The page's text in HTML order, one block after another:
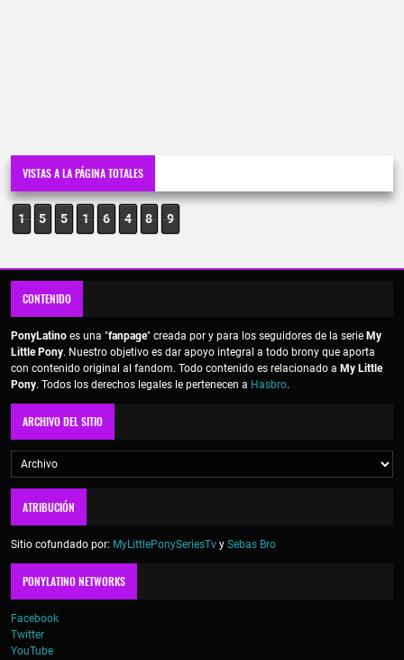
VISTAS A LA PÁGINA TOTALES
1 5 5 1 6 4 8 9
CONTENIDO
PonyLatino es una "fanpage" creada por y para los seguidores de la serie My
Little Pony. Nuestro objetivo es dar apoyo integral a todo brony que aporta
con contenido original al fandom. Todo contenido es relacionado a My Little
Pony. Todos los derechos legales le pertenecen a Hasbro.
ARCHIVO DEL SITIO
ATRIBUCIÓN
Sitio cofundado por: MyLittlePonySeriesTv y Sebas Bro
PONYLATINO NETWORKS
Facebook
Twitter
YouTube